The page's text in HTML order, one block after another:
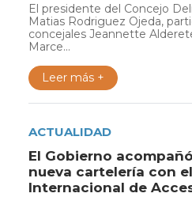
El presidente del Concejo
Matias Rodriguez Ojeda,
concejales Jeannette
Marce...
Leer más +
ACTUALIDAD
El Gobierno
nueva cartelería con
Internacional de